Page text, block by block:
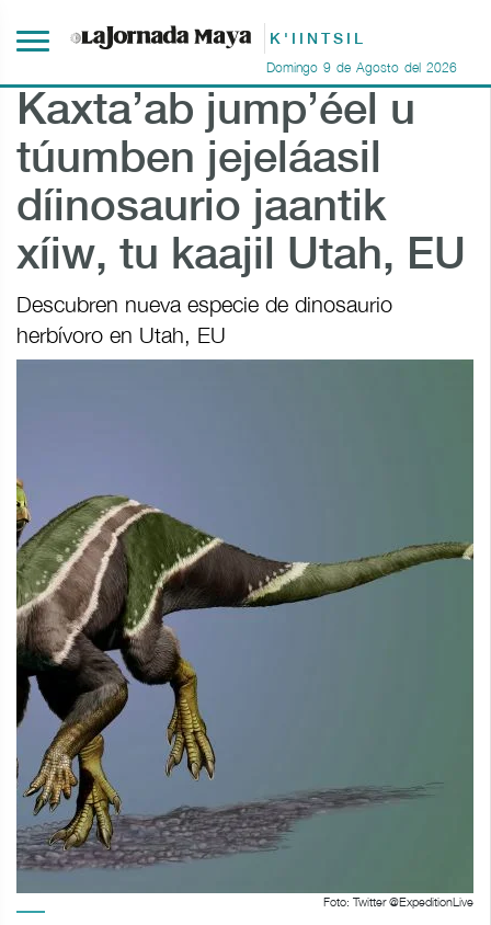
K'IINTSIL
Domingo 9 de Agosto del 2026
Kaxta’ab jump’éel u
túumben jejeláasil
díinosaurio jaantik
xíiw, tu kaajil Utah, EU
Descubren nueva especie de dinosaurio
herbívoro en Utah, EU
Foto: Twitter @ExpeditionLive